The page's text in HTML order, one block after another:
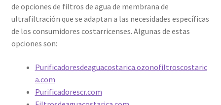
de opciones de filtros de agua de membrana de
ultrafiltración que se adaptan a las necesidades específicas
de los consumidores costarricenses. Algunas de estas
opciones son:
Purificadoresdeaguacostarica.ozonofiltroscostaric
a.com
Purificadorescr.com